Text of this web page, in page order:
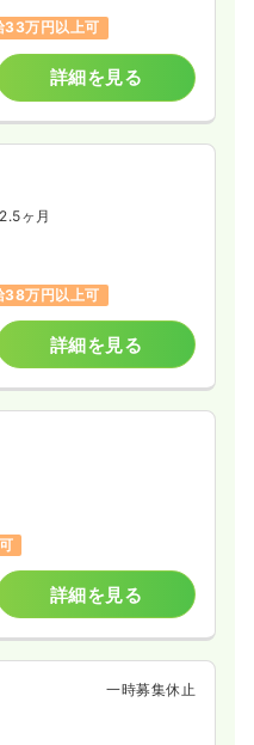
33万円以上可
詳細を見る
ヶ月
38万円以上可
詳細を見る
詳細を見る
一時募集休止